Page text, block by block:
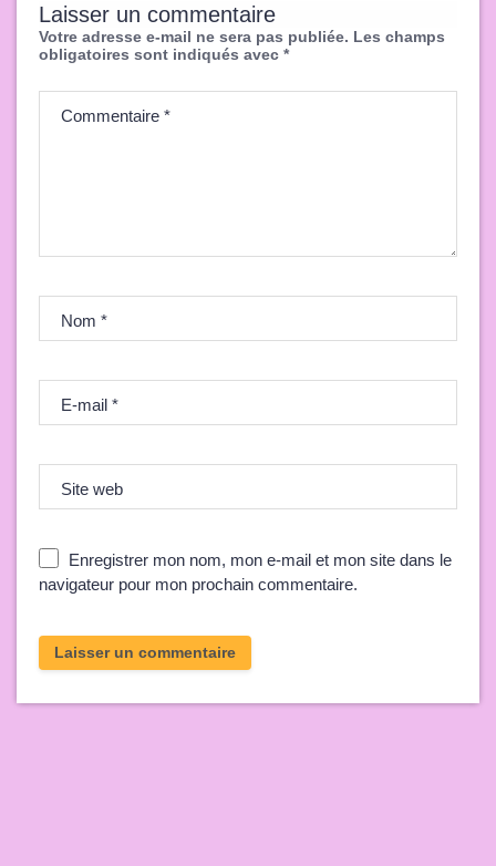
Laisser un commentaire
Votre adresse e-mail ne sera pas publiée. Les champs
obligatoires sont indiqués avec *
Commentaire *
Nom *
E-mail *
Site web
Enregistrer mon nom, mon e-mail et mon site dans le
navigateur pour mon prochain commentaire.